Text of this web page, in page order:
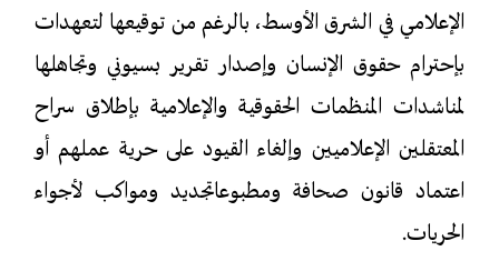
الإعلامي في الشرق الأوسط، بالرغم من توقيعها لتعهدات
بإحترام حقوق الإنسان وإصدار تقرير بسيوني وتجاهلها
لمناشدات المنظمات الحقوقية والإعلامية بإطلاق سراح
المعتقلين الإعلاميين وإلغاء القيود على حرية عملهم أو
اعتماد قانون صحافة ومطبوعاتجديد ومواكب لأجواء
الحريات.